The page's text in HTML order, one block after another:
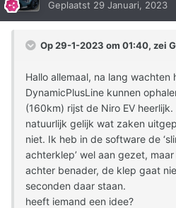
Geplaatst 29 Januari, 2023
Op 29-1-2023 om 01:40, zei
Hallo allemaal, na lang wachten
DynamicPlusLine kunnen
(160km) rijst de Niro EV heerlijk.
natuurlijk gelijk wat zaken
niet. Ik heb in de software de
achterklep’ wel aan gezet,
achter benader, de klep gaat
seconden daar staan.
heeft iemand een idee?